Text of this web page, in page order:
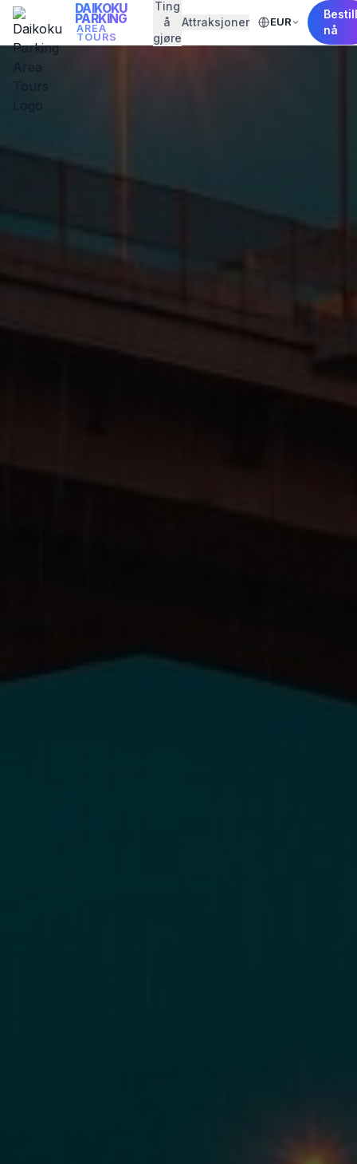
DAIKOKU
PARKING
AREA
TOURS
Ting
å
gjøre
Attraksjoner EUR
Bestill
nå